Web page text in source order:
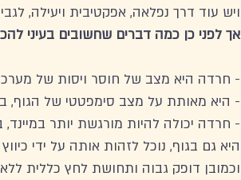
ויש עוד דרך נפלאה, אפקטיבית ויעילה,
אך לפני כן כמה דברים שחשובים בעיני
- חרדה היא מצב של חוסר ויסות של
- היא מאותת על מצב סימפטטי של הגוף,
- חרדה יכולה להיות מורגשת יותר
היא גם בגוף, נוכל לזהות אותה על ידי
וכמובן דופק גבוה ותחושת לחץ כללית